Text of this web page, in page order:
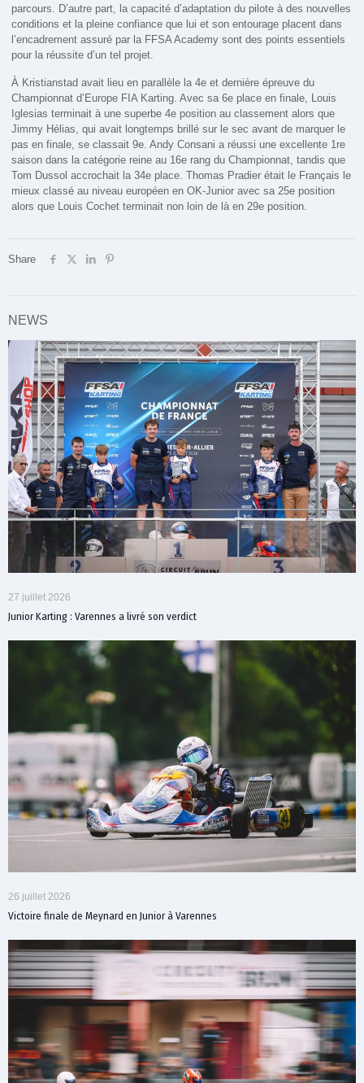
parcours. D’autre part, la capacité d’adaptation du pilote à des nouvelles
conditions et la pleine confiance que lui et son entourage placent dans
l’encadrement assuré par la FFSA Academy sont des points essentiels
pour la réussite d’un tel projet.
À Kristianstad avait lieu en parallèle la 4e et dernière épreuve du
Championnat d’Europe FIA Karting. Avec sa 6e place en finale, Louis
Iglesias terminait à une superbe 4e position au classement alors que
Jimmy Hélias, qui avait longtemps brillé sur le sec avant de marquer le
pas en finale, se classait 9e. Andy Consani a réussi une excellente 1re
saison dans la catégorie reine au 16e rang du Championnat, tandis que
Tom Dussol accrochait la 34e place. Thomas Pradier était le Français le
mieux classé au niveau européen en OK-Junior avec sa 25e position
alors que Louis Cochet terminait non loin de là en 29e position.
Share
NEWS
27 juillet 2026
Junior Karting : Varennes a livré son verdict
26 juillet 2026
Victoire finale de Meynard en Junior à Varennes